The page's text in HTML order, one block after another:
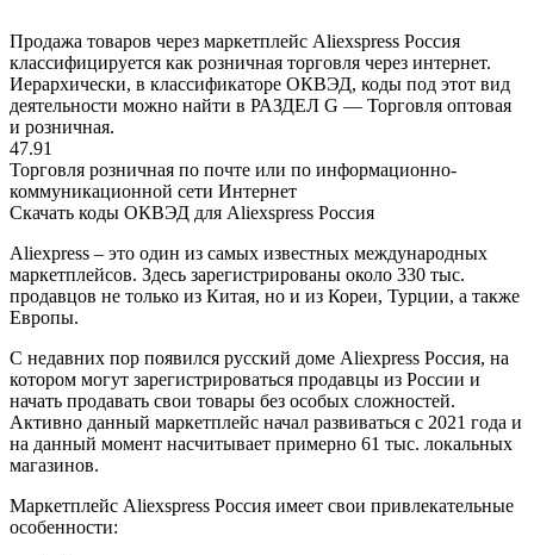
Продажа товаров через маркетплейс Aliexspress Россия
классифицируется как розничная торговля через интернет.
Иерархически, в классификаторе ОКВЭД, коды под этот вид
деятельности можно найти в РАЗДЕЛ G — Торговля оптовая
и розничная.
47.91
Торговля розничная по почте или по информационно-
коммуникационной сети Интернет
Скачать коды ОКВЭД для Aliexspress Россия
Aliexpress – это один из самых известных международных
маркетплейсов. Здесь зарегистрированы около 330 тыс.
продавцов не только из Китая, но и из Кореи, Турции, а также
Европы.
С недавних пор появился русский доме Aliexpress Россия, на
котором могут зарегистрироваться продавцы из России и
начать продавать свои товары без особых сложностей.
Активно данный маркетплейс начал развиваться с 2021 года и
на данный момент насчитывает примерно 61 тыс. локальных
магазинов.
Маркетплейс Aliexspress Россия имеет свои привлекательные
особенности: